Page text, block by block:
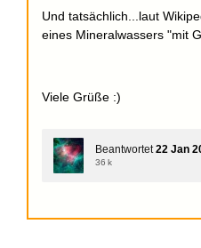
Und tatsächlich...laut
eines Mineralwassers "mit
Viele Grüße :)
Beantwortet 22 Jan
36 k